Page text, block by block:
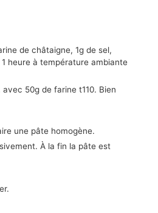
de châtaigne, 1g de sel,
heure à température ambiante
avec 50g de farine t110. Bien
une pâte homogène.
À la fin la pâte est